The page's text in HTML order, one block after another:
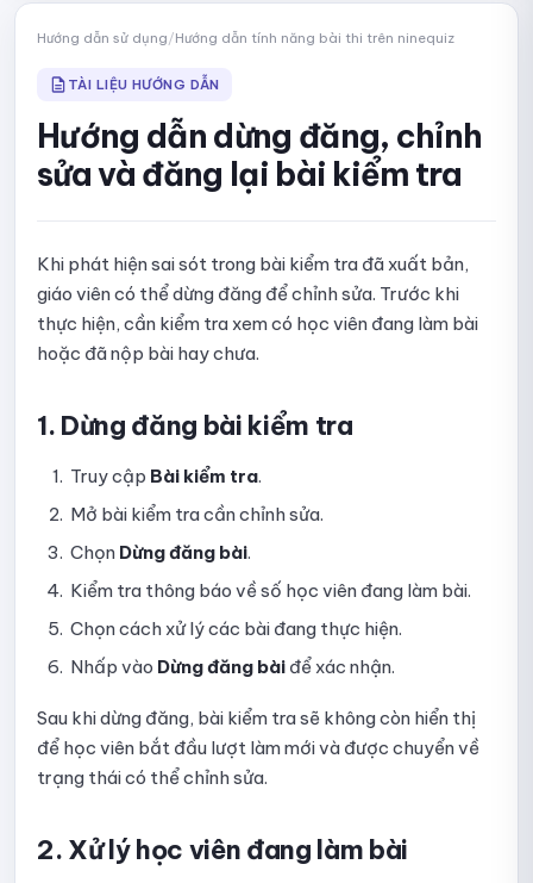
Tạo câu hỏi thủ công
Nhập câu hỏi bằng nội dung hoặc tệp
Tạo câu hỏi bằng AI
Chọn câu hỏi cụ thể từ thư viện
Hướng dẫn chia bài kiểm tra thành nhiều phần
Hướng dẫn sử dụng các dạng câu hỏi trong bài kiểm tra
Hướng dẫn thiết lập chấm điểm và số lần làm bài
Hướng dẫn thiết lập Bảo mật và giám sát thi online
Hướng dẫn thiết lập tùy chọn hiển thị
Hướng dẫn dừng đăng, chỉnh sửa và đăng lại bài kiểm tra
Hướng dẫn xem danh sách bài nộp
Hướng dẫn xem chi tiết bài nộp và xác nhận điểm
Hướng dẫn xem thống kê bài thi
Hướng dẫn sử dụng/Hướng dẫn tính năng bài thi trên ninequiz
TÀI LIỆU HƯỚNG DẪN
Hướng dẫn dừng đăng, chỉnh
sửa và đăng lại bài kiểm tra
Khi phát hiện sai sót trong bài kiểm tra đã xuất bản,
giáo viên có thể dừng đăng để chỉnh sửa. Trước khi
thực hiện, cần kiểm tra xem có học viên đang làm bài
hoặc đã nộp bài hay chưa.
1. Dừng đăng bài kiểm tra
Truy cập Bài kiểm tra.
Mở bài kiểm tra cần chỉnh sửa.
Chọn Dừng đăng bài.
Kiểm tra thông báo về số học viên đang làm bài.
Chọn cách xử lý các bài đang thực hiện.
Nhấp vào Dừng đăng bài để xác nhận.
Sau khi dừng đăng, bài kiểm tra sẽ không còn hiển thị
để học viên bắt đầu lượt làm mới và được chuyển về
trạng thái có thể chỉnh sửa.
2. Xử lý học viên đang làm bài